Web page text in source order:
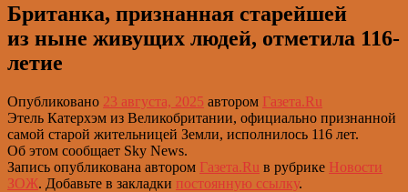
Британка, признанная старейшей
из ныне живущих людей, отметила 116-
летие
Опубликовано 23 августа, 2025 автором Газета.Ru
Этель Катерхэм из Великобритании, официально признанной
самой старой жительницей Земли, исполнилось 116 лет.
Об этом сообщает Sky News.
Запись опубликована автором Газета.Ru в рубрике Новости
ЗОЖ. Добавьте в закладки постоянную ссылку.